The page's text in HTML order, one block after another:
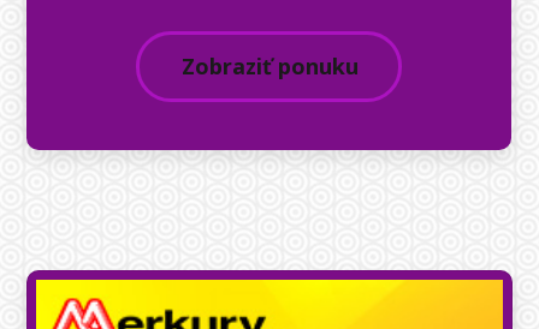
Zobraziť ponuku